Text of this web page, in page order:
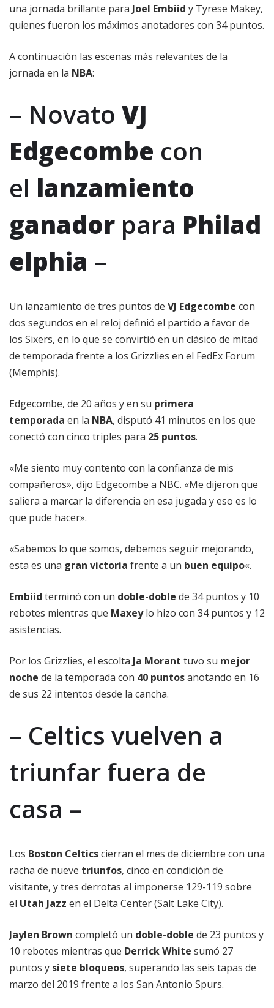
una jornada brillante para Joel Embiid y Tyrese Makey,
quienes fueron los máximos anotadores con 34 puntos.
A continuación las escenas más relevantes de la
jornada en la NBA:
– Novato VJ
Edgecombe con
el lanzamiento
ganador para Philad
elphia –
Un lanzamiento de tres puntos de VJ Edgecombe con
dos segundos en el reloj definió el partido a favor de
los Sixers, en lo que se convirtió en un clásico de mitad
de temporada frente a los Grizzlies en el FedEx Forum
(Memphis).
Edgecombe, de 20 años y en su primera
temporada en la NBA, disputó 41 minutos en los que
conectó con cinco triples para 25 puntos.
«Me siento muy contento con la confianza de mis
compañeros», dijo Edgecombe a NBC. «Me dijeron que
saliera a marcar la diferencia en esa jugada y eso es lo
que pude hacer».
«Sabemos lo que somos, debemos seguir mejorando,
esta es una gran victoria frente a un buen equipo«.
Embiid terminó con un doble-doble de 34 puntos y 10
rebotes mientras que Maxeylo hizo con 34 puntos y 12
asistencias.
Por los Grizzlies, el escolta Ja Morant tuvo su mejor
noche de la temporada con 40 puntosanotando en 16
de sus 22 intentos desde la cancha.
– Celtics vuelven a
triunfar fuera de
casa –
Los Boston Celticscierran el mes de diciembre con una
racha de nueve triunfos, cinco en condición de
visitante, y tres derrotas al imponerse 129-119 sobre
el Utah Jazz en el Delta Center (Salt Lake City).
Jaylen Brown completó un doble-doble de 23 puntos y
10 rebotes mientras que Derrick White sumó 27
puntos y siete bloqueos, superando las seis tapas de
marzo del 2019 frente a los San Antonio Spurs.